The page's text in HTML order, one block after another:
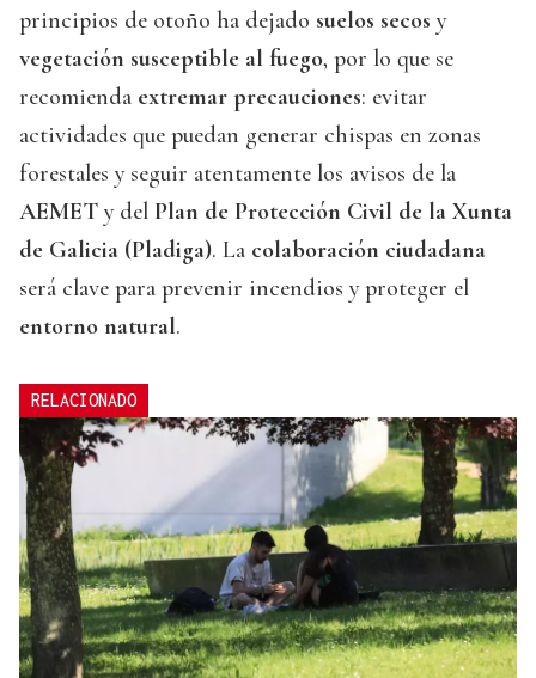
principios de otoño ha dejado suelos secos y
vegetación susceptible al fuego, por lo que se
recomienda extremar precauciones: evitar
actividades que puedan generar chispas en zonas
forestales y seguir atentamente los avisos de la
AEMET y del Plan de Protección Civil de la Xunta
de Galicia (Pladiga). La colaboración ciudadana
será clave para prevenir incendios y proteger el
entorno natural.
RELACIONADO